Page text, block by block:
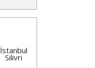
İstanbul
Silivri